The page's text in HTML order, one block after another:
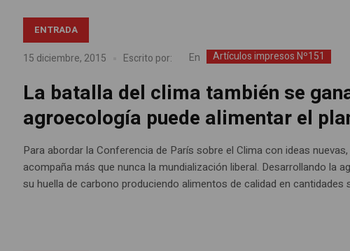
ENTRADA
15 diciembre, 2015 Escrito por: En Artículos impresos Nº151
La batalla del clima también se
agroecología puede alimentar el
Para abordar la Conferencia de París sobre el Clima con ideas
acompaña más que nunca la mundialización liberal. Desarrollando la
su huella de carbono produciendo alimentos de calidad en cantidades